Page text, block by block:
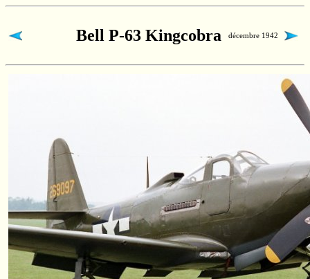
Bell P-63 Kingcobra décembre 1942